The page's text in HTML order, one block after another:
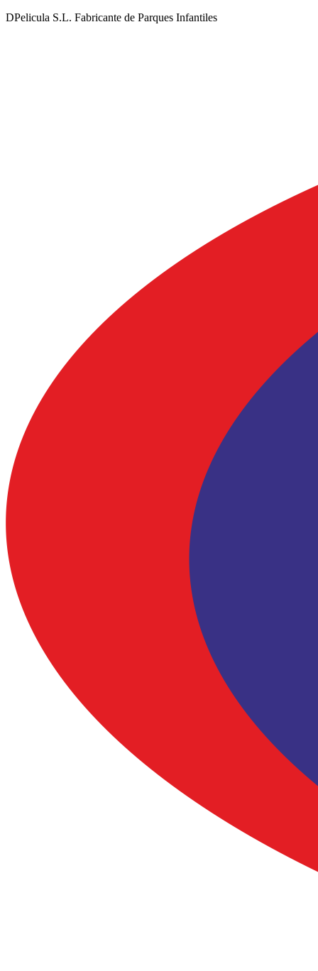
DPelicula S.L. Fabricante de Parques Infantiles